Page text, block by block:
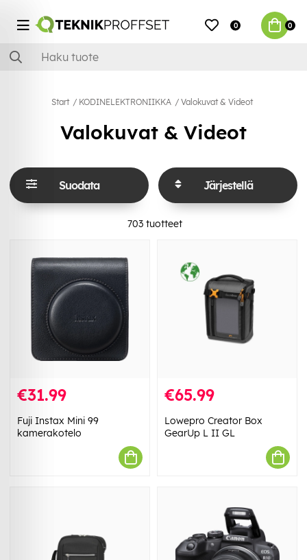
0 0
Start KODINELEKTRONIIKKA Valokuvat & Videot
Valokuvat & Videot
Suodata Järjestellä
703 tuotteet
€31.99
Fuji Instax Mini 99
kamerakotelo
€65.99
Lowepro Creator Box
GearUp L II GL